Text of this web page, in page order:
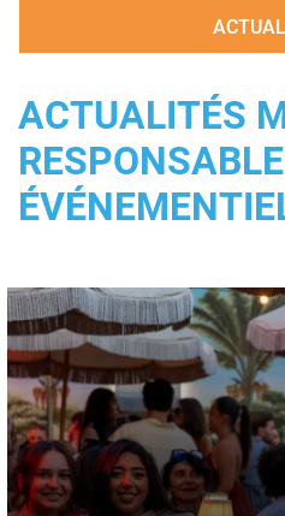
ACTUALITÉS
RESPONSABLE